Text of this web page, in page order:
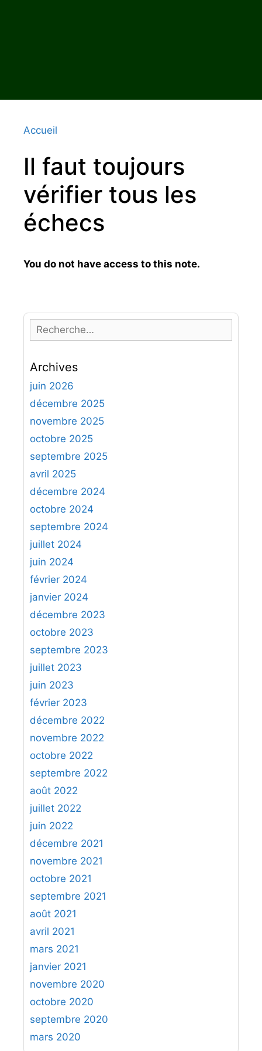
Accueil
Il faut toujours
vérifier tous les
échecs
You do not have access to this note.
e
h
e
r
h
e
r
:
Archives
juin 2026
décembre 2025
novembre 2025
octobre 2025
septembre 2025
avril 2025
décembre 2024
octobre 2024
septembre 2024
juillet 2024
juin 2024
février 2024
janvier 2024
décembre 2023
octobre 2023
septembre 2023
juillet 2023
juin 2023
février 2023
décembre 2022
novembre 2022
octobre 2022
septembre 2022
août 2022
juillet 2022
juin 2022
décembre 2021
novembre 2021
octobre 2021
septembre 2021
août 2021
avril 2021
mars 2021
janvier 2021
novembre 2020
octobre 2020
septembre 2020
mars 2020